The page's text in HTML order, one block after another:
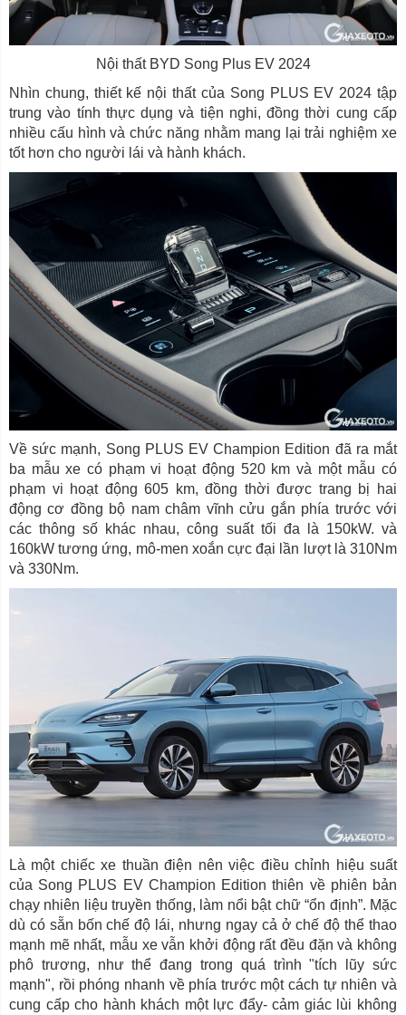
Nội thất BYD Song Plus EV 2024
Nhìn chung, thiết kế nội thất của Song PLUS EV 2024 tập
trung vào tính thực dụng và tiện nghi, đồng thời cung cấp
nhiều cấu hình và chức năng nhằm mang lại trải nghiệm xe
tốt hơn cho người lái và hành khách.
Về sức mạnh, Song PLUS EV Champion Edition đã ra mắt
ba mẫu xe có phạm vi hoạt động 520 km và một mẫu có
phạm vi hoạt động 605 km, đồng thời được trang bị hai
động cơ đồng bộ nam châm vĩnh cửu gắn phía trước với
các thông số khác nhau, công suất tối đa là 150kW. và
160kW tương ứng, mô-men xoắn cực đại lần lượt là 310Nm
và 330Nm.
Là một chiếc xe thuần điện nên việc điều chỉnh hiệu suất
của Song PLUS EV Champion Edition thiên về phiên bản
chạy nhiên liệu truyền thống, làm nổi bật chữ “ổn định”. Mặc
dù có sẵn bốn chế độ lái, nhưng ngay cả ở chế độ thể thao
mạnh mẽ nhất, mẫu xe vẫn khởi động rất đều đặn và không
phô trương, như thể đang trong quá trình "tích lũy sức
mạnh", rồi phóng nhanh về phía trước một cách tự nhiên và
cung cấp cho hành khách một lực đẩy- cảm giác lùi không